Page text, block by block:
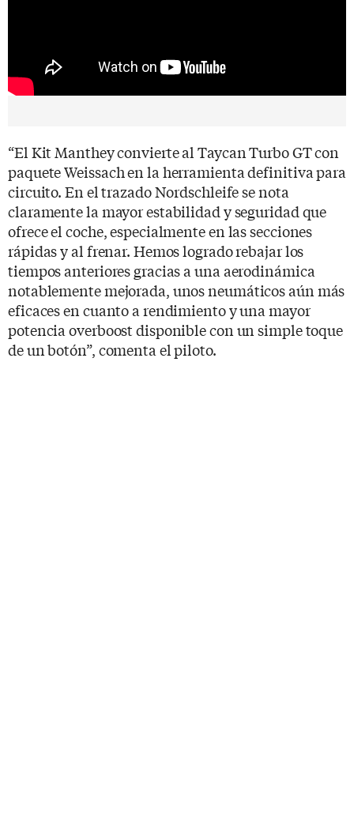
“El Kit Manthey convierte al Taycan Turbo GT con
paquete Weissach en la herramienta definitiva para
circuito. En el trazado Nordschleife se nota
claramente la mayor estabilidad y seguridad que
ofrece el coche, especialmente en las secciones
rápidas y al frenar. Hemos logrado rebajar los
tiempos anteriores gracias a una aerodinámica
notablemente mejorada, unos neumáticos aún más
eficaces en cuanto a rendimiento y una mayor
potencia overboost disponible con un simple toque
de un botón”, comenta el piloto.